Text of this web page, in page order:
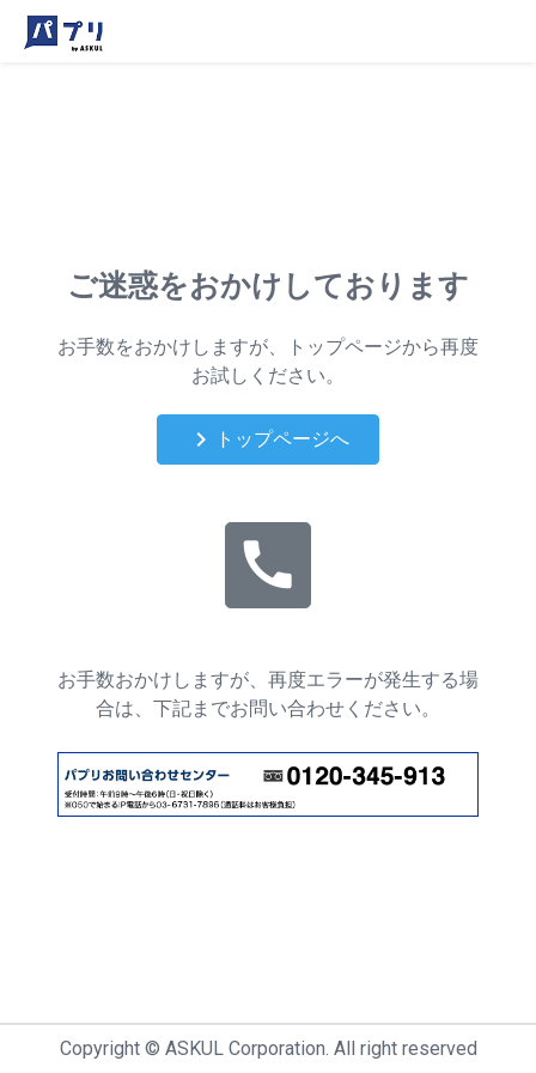
ご迷惑をおかけしております
お手数をおかけしますが、トップページから再度
お試しください。
keyboard_arrow_right トップページへ
call
お手数おかけしますが、再度エラーが発生する場
合は、下記までお問い合わせください。
Copyright © ASKUL Corporation. All right reserved